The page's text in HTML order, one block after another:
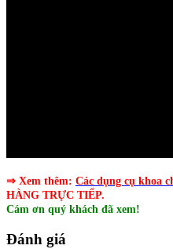
⇒ Xem thêm: Các dụng cụ khoa
HÀNG TRỰC TIẾP.
Cám ơn quý khách đã xem!
Đánh giá